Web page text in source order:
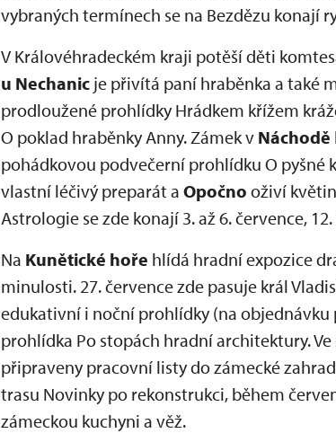
vybraných termínech se na Bezdězu konají
V Královéhradeckém kraji potěší děti
u Nechanic je přivítá paní hraběnka a také
prodloužené prohlídky Hrádkem křížem
O poklad hraběnky Anny. Zámek v Náchodě
pohádkovou podvečerní prohlídku O pyšné
vlastní léčivý preparát a Opočno oživí
Astrologie se zde konají 3. až 6. července,
Na Kunětické hoře hlídá hradní expozice
minulosti. 27. července zde pasuje král
edukativní i noční prohlídky (na objednávku
prohlídka Po stopách hradní architektury. Ve
připraveny pracovní listy do zámecké
trasu Novinky po rekonstrukci, během
zámeckou kuchyni a věž.